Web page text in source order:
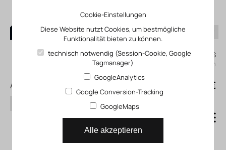
0
Mein KLEFINGHAUS
einloggen
Alle Produkte
Suchen
0,00 €
Logikelement LK
Cookie-Einstellungen
Diese Website nutzt Cookies, um bestmögliche
Funktionalität bieten zu können.
technisch notwendig (Session-Cookie, Google
Tagmanager)
GoogleAnalytics
Google Conversion-Tracking
GoogleMaps
Alle akzeptieren